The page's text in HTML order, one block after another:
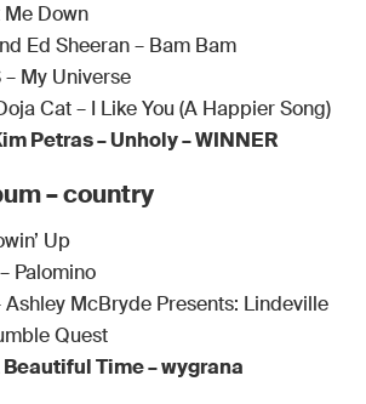
Me Down
Ed Sheeran – Bam Bam
My Universe
Cat – I Like You (A Happier Song)
Petras – Unholy – WINNER
– country
Up
Palomino
McBryde Presents: Lindeville
Quest
Time – wygrana